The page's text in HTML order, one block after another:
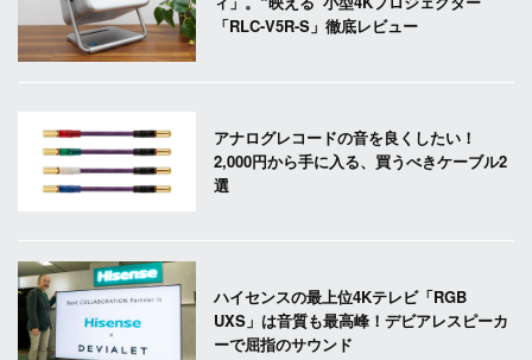
「RLC-V5R-S」徹底レビュー
アナログレコードの音を良くしたい！
2,000円から手に入る、買うべきケーブル2
選
ハイセンスの最上位4Kテレビ「RGB
UXS」は音質も最高峰！デビアレスピーカ
ーで屈指のサウンド